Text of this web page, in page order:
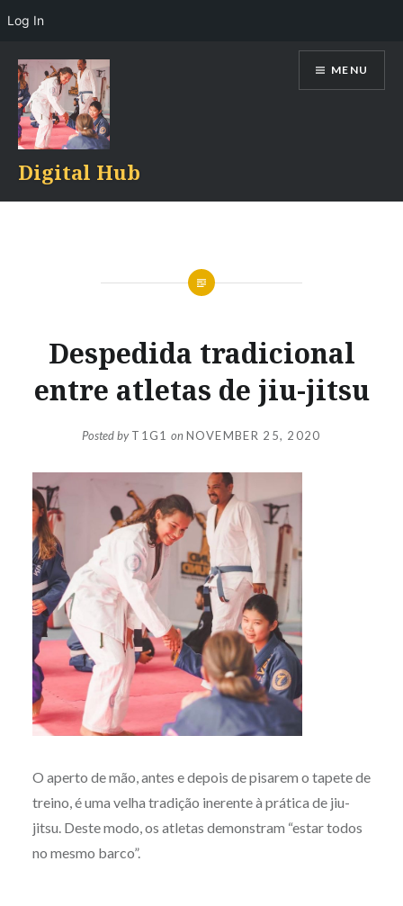
content
Digital Hub
MENU
Despedida tradicional
entre atletas de jiu-jitsu
Posted byT1G1 onNOVEMBER 25, 2020
O aperto de mão, antes e depois de pisarem o tapete de
treino, é uma velha tradição inerente à prática de jiu-
jitsu. Deste modo, os atletas demonstram “estar todos
no mesmo barco”.
Log In